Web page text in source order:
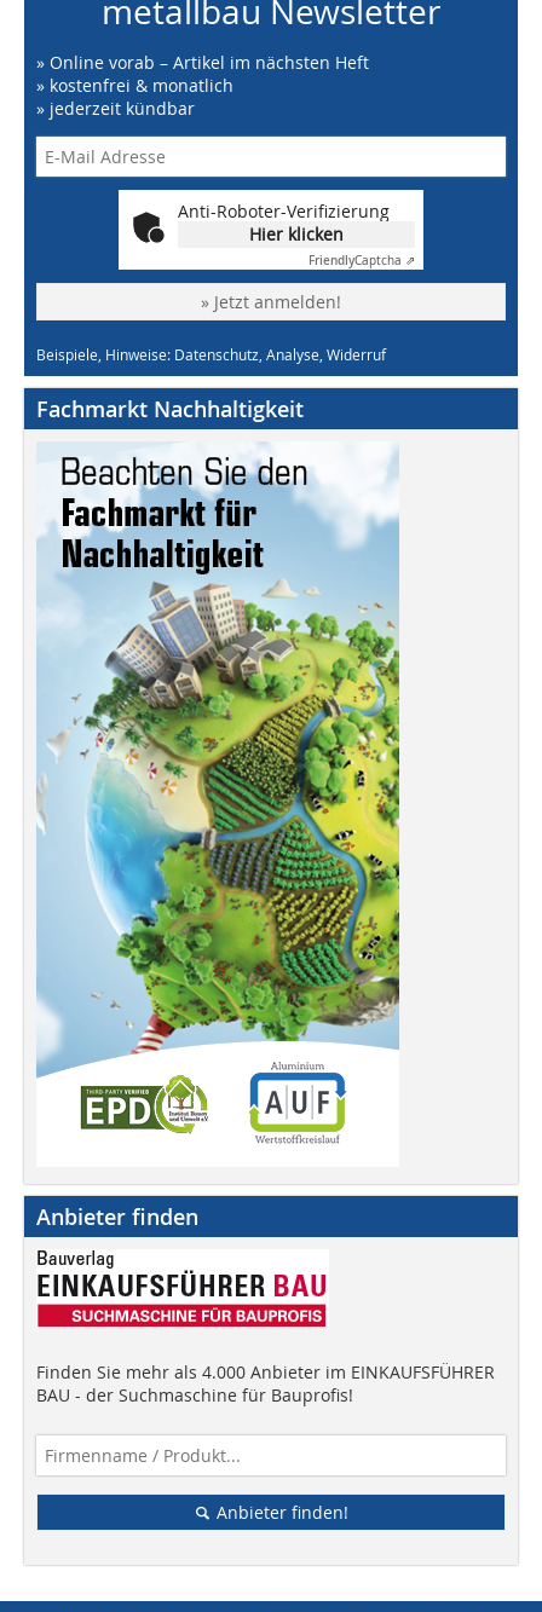
metallbau Newsletter
» Online vorab – Artikel im nächsten Heft
» kostenfrei & monatlich
» jederzeit kündbar
Anti-Roboter-Verifizierung
Hier klicken
FriendlyCaptcha ⇗
» Jetzt anmelden!
Beispiele, Hinweise: Datenschutz, Analyse, Widerruf
Fachmarkt Nachhaltigkeit
Anbieter finden
Finden Sie mehr als 4.000 Anbieter im EINKAUFSFÜHRER
BAU - der Suchmaschine für Bauprofis!
Anbieter finden!